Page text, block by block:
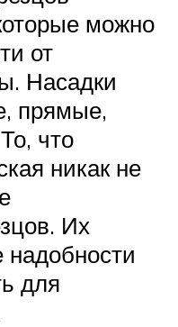
можно
от
Насадки
прямые,
что
никак не
Их
для